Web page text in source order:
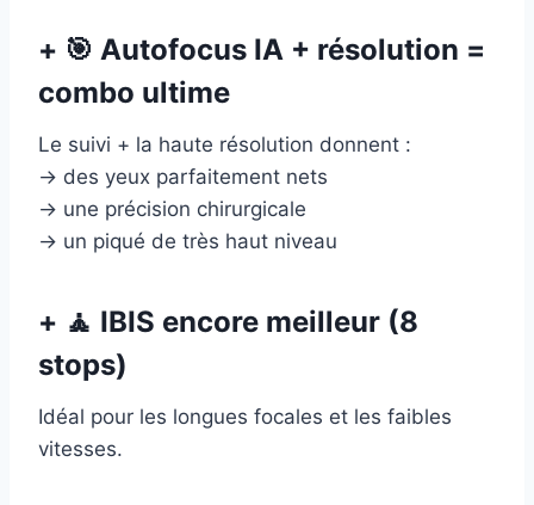
+ 🎯 Autofocus IA + résolution =
combo ultime
Le suivi + la haute résolution donnent :
→ des yeux parfaitement nets
→ une précision chirurgicale
→ un piqué de très haut niveau
+ 🧘 IBIS encore meilleur (8
stops)
Idéal pour les longues focales et les faibles
vitesses.